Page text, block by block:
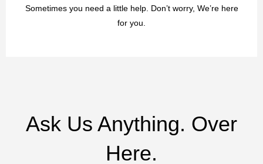
Sometimes you need a little help. Don’t worry, We’re here
for you.
Ask Us Anything. Over
Here.